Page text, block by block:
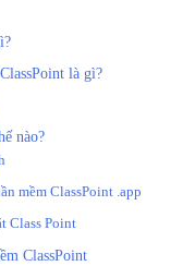
là gì?
nào?
mềm ClassPoint .app
Class Point
ClassPoint